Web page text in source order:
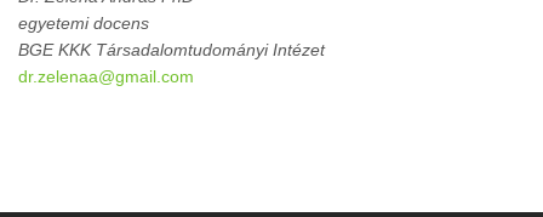
egyetemi docens
BGE KKK Társadalomtudományi Intézet
dr.zelenaa@gmail.com